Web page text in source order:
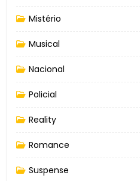
Mistério
Musical
Nacional
Policial
Reality
Romance
Suspense